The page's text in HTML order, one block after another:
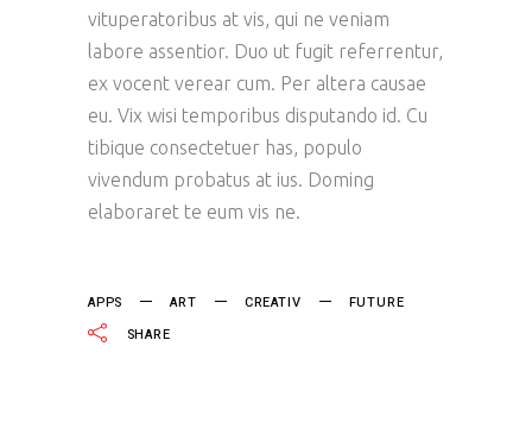
vituperatoribus at vis, qui ne veniam
labore assentior. Duo ut fugit referrentur,
ex vocent verear cum. Per altera causae
eu. Vix wisi temporibus disputando id. Cu
tibique consectetuer has, populo
vivendum probatus at ius. Doming
elaboraret te eum vis ne.
APPS ART CREATIV
FUTURE
SHARE